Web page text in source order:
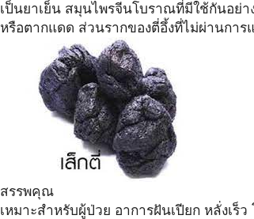
เป็นยาเย็น สมุนไพรจีนโบราณที่มีใช้กันอย่า
หรือตากแดด ส่วนรากของตี่อึ้งที่ไม่ผ่านการ
สรรพคุณ
เหมาะสำหรับผู้ป่วย อาการฝันเปียก หลั่งเร็